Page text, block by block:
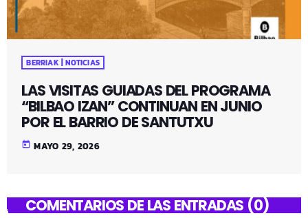
BERRIAK | NOTICIAS
LAS VISITAS GUIADAS DEL PROGRAMA
“BILBAO IZAN” CONTINUAN EN JUNIO
POR EL BARRIO DE SANTUTXU
today MAYO 29, 2026
COMENTARIOS DE LAS ENTRADAS (0)